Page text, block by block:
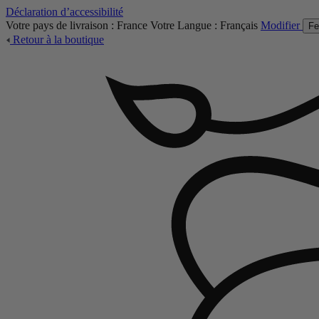
Déclaration d’accessibilité
Votre pays de livraison : France Votre Langue : Français Modifier
Retour à la boutique